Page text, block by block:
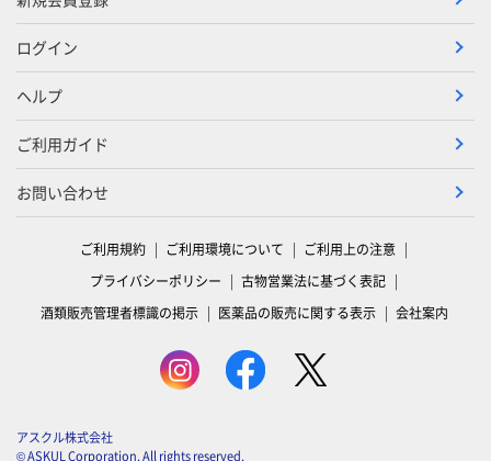
ログイン
ヘルプ
ご利用ガイド
お問い合わせ
ご利用規約 ご利用環境について
ご利用上の注意
プライバシーポリシー
古物営業法に基づく表記
酒類販売管理者標識の掲示
医薬品の販売に関する表示 会社案内
アスクル株式会社
© ASKUL Corporation. All rights reserved.